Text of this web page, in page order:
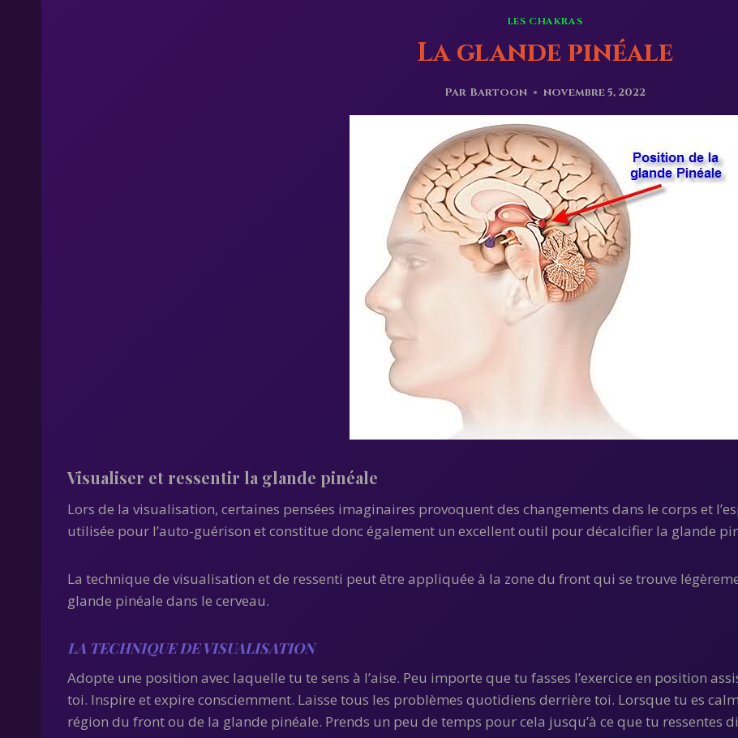
LES CHAKRAS
La glande pinéale
Par Bartoon novembre 5, 2022
Visualiser et ressentir la glande pinéale
Lors de la visualisation, certaines pensées imaginaires provoquent des changements dans le corps et
utilisée pour l’auto-guérison et constitue donc également un excellent outil pour décalcifier la glande
La technique de visualisation et de ressenti peut être appliquée à la zone du front qui se trouve
glande pinéale dans le cerveau.
LA TECHNIQUE DE VISUALISATION
Adopte une position avec laquelle tu te sens à l’aise. Peu importe que tu fasses l’exercice en position
toi. Inspire et expire consciemment. Laisse tous les problèmes quotidiens derrière toi. Lorsque tu es
région du front ou de la glande pinéale. Prends un peu de temps pour cela jusqu’à ce que tu ressentes